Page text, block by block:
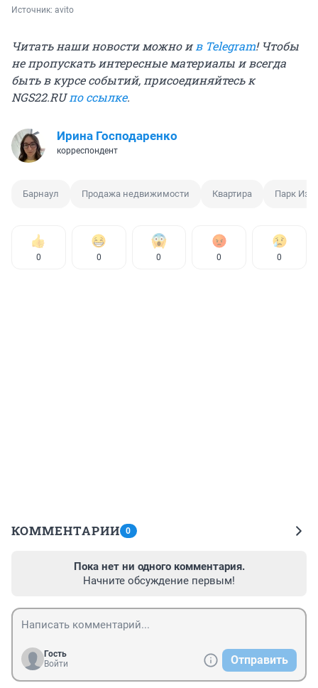
Источник: avito
Читать наши новости можно ив Telegram! Чтобы
не пропускать интересные материалы и всегда
быть в курсе событий, присоединяйтесь к
NGS22.RUпо ссылке.
Ирина Господаренко
корреспондент
Барнаул Продажа недвижимости Квартира Парк
0 0 0 0 0
КОММЕНТАРИИ 0
Пока нет ни одного комментария.
Начните обсуждение первым!
Гость
Войти
Отправить